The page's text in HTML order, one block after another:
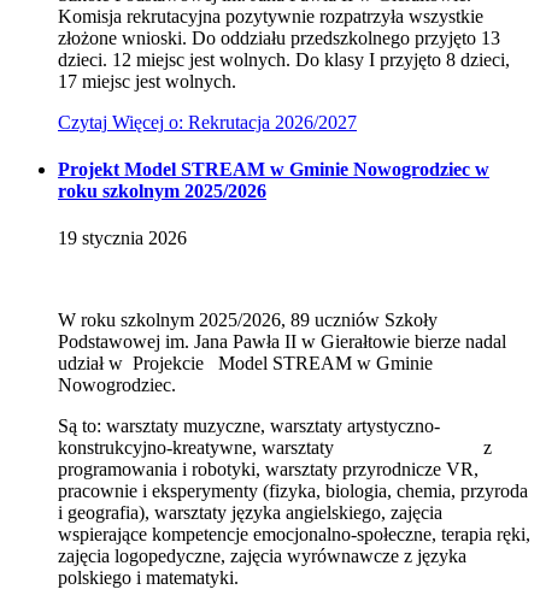
Komisja rekrutacyjna pozytywnie rozpatrzyła wszystkie
złożone wnioski. Do oddziału przedszkolnego przyjęto 13
dzieci. 12 miejsc jest wolnych. Do klasy I przyjęto 8 dzieci,
17 miejsc jest wolnych.
Czytaj Więcej o: Rekrutacja 2026/2027
Projekt Model STREAM w Gminie Nowogrodziec w
roku szkolnym 2025/2026
19 stycznia 2026
W roku szkolnym 2025/2026, 89 uczniów Szkoły
Podstawowej im. Jana Pawła II w Gierałtowie bierze nadal
udział w Projekcie Model STREAM w Gminie
Nowogrodziec.
Są to: warsztaty muzyczne, warsztaty artystyczno-
konstrukcyjno-kreatywne, warsztaty z
programowania i robotyki, warsztaty przyrodnicze VR,
pracownie i eksperymenty (fizyka, biologia, chemia, przyroda
i geografia), warsztaty języka angielskiego, zajęcia
wspierające kompetencje emocjonalno-społeczne, terapia ręki,
zajęcia logopedyczne, zajęcia wyrównawcze z języka
polskiego i matematyki.